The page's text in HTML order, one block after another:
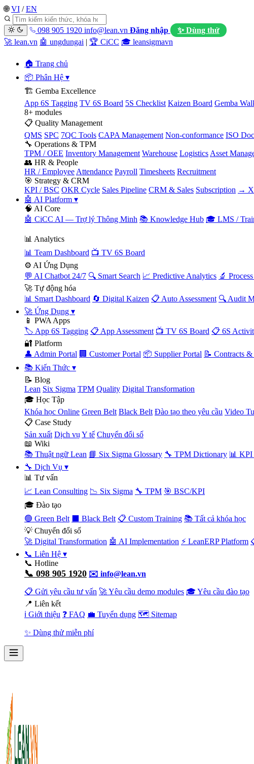
🌐 VI / EN
098 905 1920 info@lean.vn Đăng nhập
✨ Dùng thử
🚀 lean.vn 🤖 ungdungai | 🏆 CiCC 🎓 leansigmavn
🏠 Trang chủ
📦 Phân Hệ ▾
🏗️ Gemba Excellence
App 6S Tagging TV 6S Board 5S Checklist Kaizen Board Gemba
8+ modules
📋 Quality Management
QMS SPC 7QC Tools CAPA Management Non-conformance ISO
🔧 Operations & TPM
TPM / OEE Inventory Management Warehouse Logistics Asset
👥 HR & People
HR / Employee Attendance Payroll Timesheets Recruitment
🎯 Strategy & CRM
KPI / BSC OKR Cycle Sales Pipeline CRM & Sales Subscription →
🤖 AI Platform ▾
🧠 AI Core
🤖 CiCC AI — Trợ lý Thông Minh 📚 Knowledge Hub 🎓 LMS /
📊 Analytics
📊 Team Dashboard 📺 TV 6S Board
⚙️ AI Ứng Dụng
💬 AI Chatbot 24/7 🔍 Smart Search 📈 Predictive Analytics 🔬
🚀 Tự động hóa
📊 Smart Dashboard 🔄 Digital Kaizen 📋 Auto Assessment 🔍 Audit
🚀 Ứng Dụng ▾
📱 PWA Apps
🏷️ App 6S Tagging 📋 App Assessment 📺 TV 6S Board 📋 6S
🔐 Platform
👤 Admin Portal 🏢 Customer Portal 📦 Supplier Portal 📝 Contracts
📚 Kiến Thức ▾
📝 Blog
Lean Six Sigma TPM Quality Digital Transformation
🎓 Học Tập
Khóa học Online Green Belt Black Belt Đào tạo theo yêu cầu Video
📋 Case Study
Sản xuất Dịch vụ Y tế Chuyển đổi số
📖 Wiki
📚 Thuật ngữ Lean 📘 Six Sigma Glossary 🔧 TPM Dictionary 📊 KPI
🔧 Dịch Vụ ▾
📊 Tư vấn
📈 Lean Consulting 📉 Six Sigma 🔧 TPM 🎯 BSC/KPI
🎓 Đào tạo
🟢 Green Belt
⬛ Black Belt 📋 Custom Training 📚 Tất cả khóa học
💡 Chuyển đổi số
🚀 Digital Transformation 🤖 AI Implementation ⚡ LeanERP Platform
📞 Liên Hệ ▾
📞 Hotline
📞 098 905 1920 ✉️ info@lean.vn
📋 Gửi yêu cầu tư vấn 🚀 Yêu cầu demo modules 🎓 Yêu cầu đào tạo
📍 Liên kết
ℹ️ Giới thiệu ❓ FAQ 💼 Tuyển dụng 🗺️ Sitemap
✨ Dùng thử miễn phí